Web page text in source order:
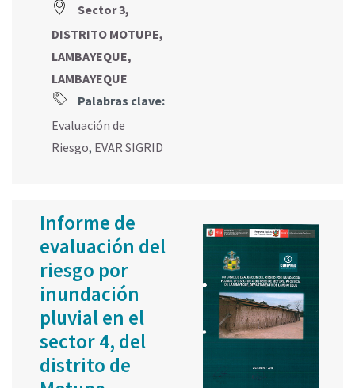
Sector 3,
DISTRITO MOTUPE,
LAMBAYEQUE,
LAMBAYEQUE
Palabras clave:
Evaluación de
Riesgo, EVAR SIGRID
Informe de
evaluación del
riesgo por
inundación
pluvial en el
sector 4, del
distrito de